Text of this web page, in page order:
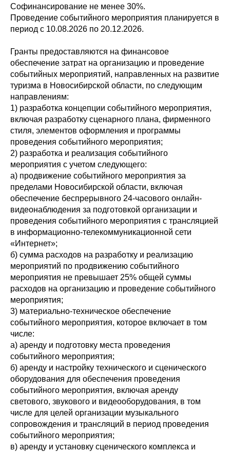
Софинансирование не менее 30%.
Проведение событийного мероприятия планируется в
период с 10.08.2026 по 20.12.2026.
Гранты предоставляются на финансовое
обеспечение затрат на организацию и проведение
событийных мероприятий, направленных на развитие
туризма в Новосибирской области, по следующим
направлениям:
1) разработка концепции событийного мероприятия,
включая разработку сценарного плана, фирменного
стиля, элементов оформления и программы
проведения событийного мероприятия;
2) разработка и реализация событийного
мероприятия с учетом следующего:
а) продвижение событийного мероприятия за
пределами Новосибирской области, включая
обеспечение беспрерывного 24-часового онлайн-
видеонаблюдения за подготовкой организации и
проведения событийного мероприятия с трансляцией
в информационно-телекоммуникационной сети
«Интернет»;
б) сумма расходов на разработку и реализацию
мероприятий по продвижению событийного
мероприятия не превышает 25% общей суммы
расходов на организацию и проведение событийного
мероприятия;
3) материально-техническое обеспечение
событийного мероприятия, которое включает в том
числе:
а) аренду и подготовку места проведения
событийного мероприятия;
б) аренду и настройку технического и сценического
оборудования для обеспечения проведения
событийного мероприятия, включая аренду
светового, звукового и видеооборудования, в том
числе для целей организации музыкального
сопровождения и трансляций в период проведения
событийного мероприятия;
в) аренду и установку сценического комплекса и